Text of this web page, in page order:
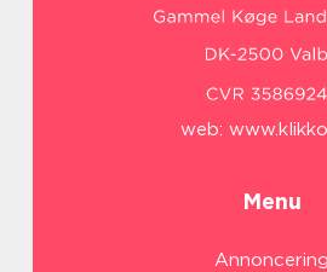
web:
Menu
Annoncering